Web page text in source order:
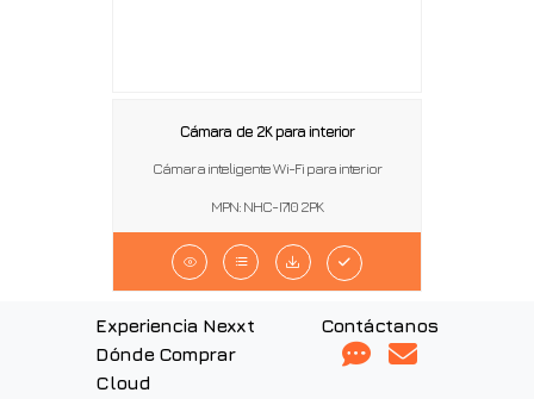
Cámara de 2K para interior
Cámara inteligente Wi-Fi para interior
MPN: NHC-I710 2PK
Experiencia Nexxt
Dónde Comprar
Cloud
Contáctanos